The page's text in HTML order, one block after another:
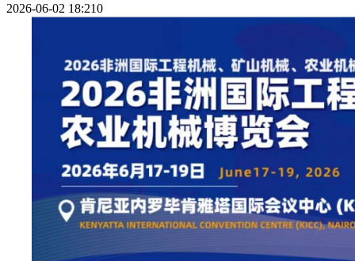
2026-06-02 18:210